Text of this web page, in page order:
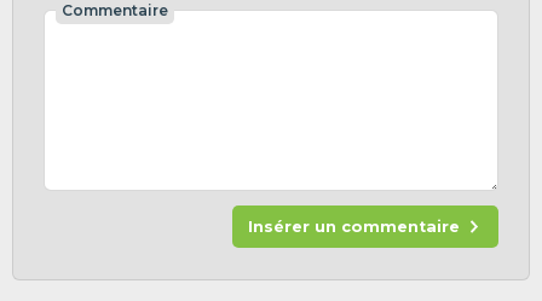
Commentaire
Insérer un commentaire